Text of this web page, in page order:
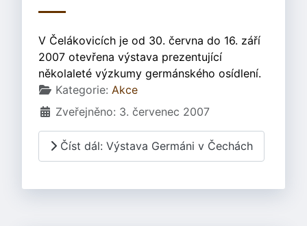
V Čelákovicích je od 30. června do 16. září
2007 otevřena výstava prezentující
několaleté výzkumy germánského osídlení.
Základní údaje
Kategorie: Akce
Zveřejněno: 3. červenec 2007
Číst dál: Výstava Germáni v Čechách